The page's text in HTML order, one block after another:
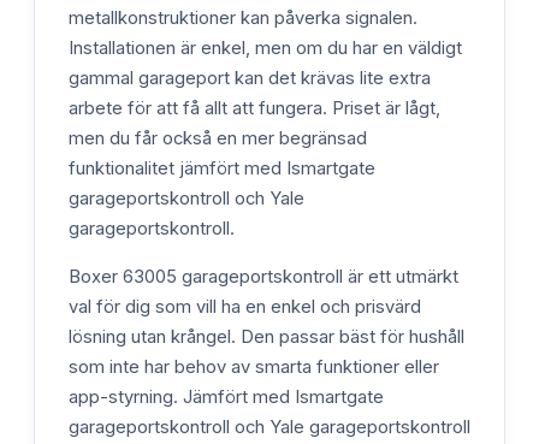
metallkonstruktioner kan påverka signalen.
Installationen är enkel, men om du har en väldigt
gammal garageport kan det krävas lite extra
arbete för att få allt att fungera. Priset är lågt,
men du får också en mer begränsad
funktionalitet jämfört med Ismartgate
garageportskontroll och Yale
garageportskontroll.
Boxer 63005 garageportskontroll är ett utmärkt
val för dig som vill ha en enkel och prisvärd
lösning utan krångel. Den passar bäst för hushåll
som inte har behov av smarta funktioner eller
app-styrning. Jämfört med Ismartgate
garageportskontroll och Yale garageportskontroll